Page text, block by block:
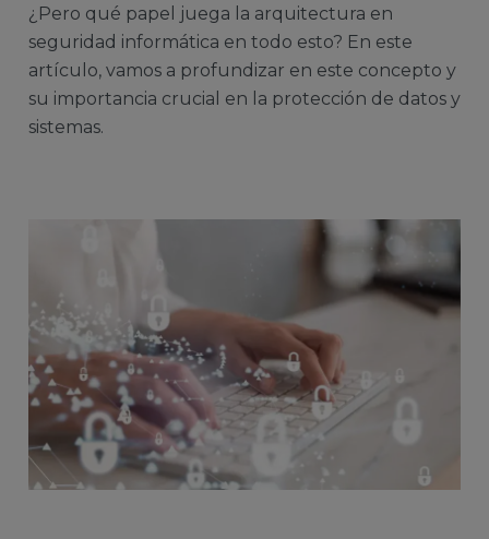
¿Pero qué papel juega la arquitectura en
seguridad informática en todo esto? En este
artículo, vamos a profundizar en este concepto y
su importancia crucial en la protección de datos y
sistemas.